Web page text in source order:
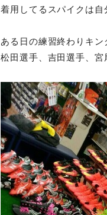
着用してるスパイクは自
ある日の練習終わりキ
松田選手、吉田選手、宮